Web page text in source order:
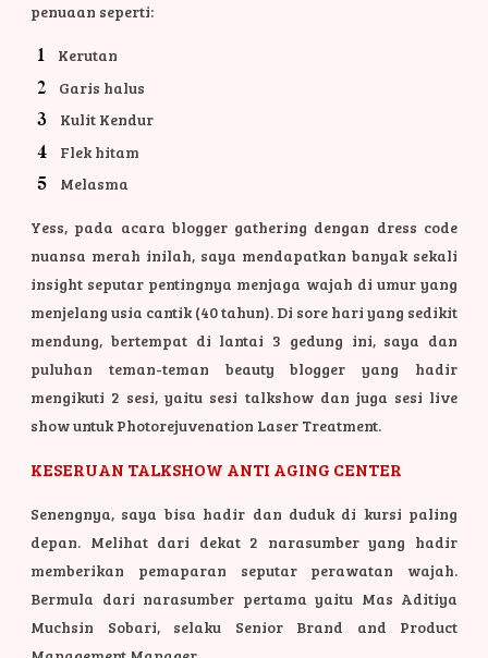
penuaan seperti:
Kerutan
Garis halus
Kulit Kendur
Flek hitam
Melasma
Yess, pada acara blogger gathering dengan dress code
nuansa merah inilah, saya mendapatkan banyak sekali
insight seputar pentingnya menjaga wajah di umur yang
menjelang usia cantik (40 tahun). Di sore hari yang sedikit
mendung, bertempat di lantai 3 gedung ini, saya dan
puluhan teman-teman beauty blogger yang hadir
mengikuti 2 sesi, yaitu sesi talkshow dan juga sesi live
show untuk Photorejuvenation Laser Treatment.
KESERUAN TALKSHOW ANTI AGING CENTER
Senengnya, saya bisa hadir dan duduk di kursi paling
depan. Melihat dari dekat 2 narasumber yang hadir
memberikan pemaparan seputar perawatan wajah.
Bermula dari narasumber pertama yaitu Mas Aditiya
Muchsin Sobari, selaku Senior Brand and Product